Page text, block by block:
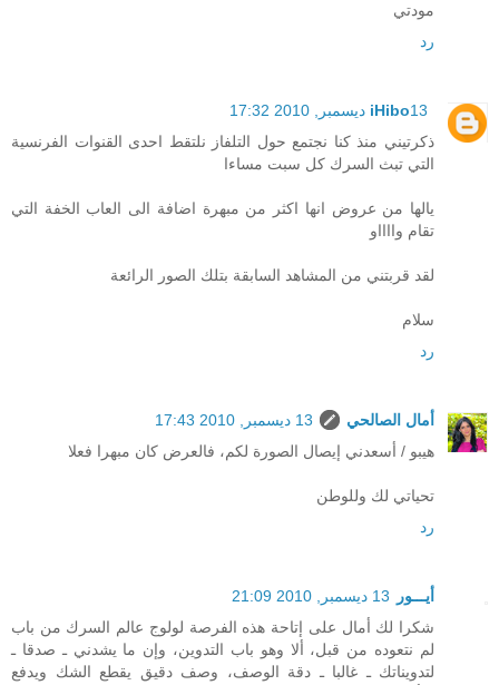
مودتي
رد
iHibo13 ديسمبر, 2010 17:32
ذكرتيني منذ كنا نجتمع حول التلفاز نلتقط احدى القنوات الفرنسية
التي تبث السرك كل سبت مساءا
يالها من عروض انها اكثر من مبهرة اضافة الى العاب الخفة التي
تقام وااااو
لقد قربتني من المشاهد السابقة بتلك الصور الرائعة
سلام
رد
أمال الصالحي
13 ديسمبر, 2010 17:43
هيبو / أسعدني إيصال الصورة لكم، فالعرض كان مبهرا فعلا
تحياتي لك وللوطن
رد
أيـــور
13 ديسمبر, 2010 21:09
شكرا لك أمال على إتاحة هذه الفرصة لولوج عالم السرك من باب
لم نتعوده من قبل، ألا وهو باب التدوين، وإن ما يشدني ـ صدقا ـ
لتدويناتك ـ غالبا ـ دقة الوصف، وصف دقيق يقطع الشك ويدفع